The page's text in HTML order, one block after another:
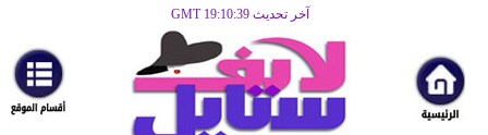
آخر تحديث GMT 19:10:39
مرأة
أزياء